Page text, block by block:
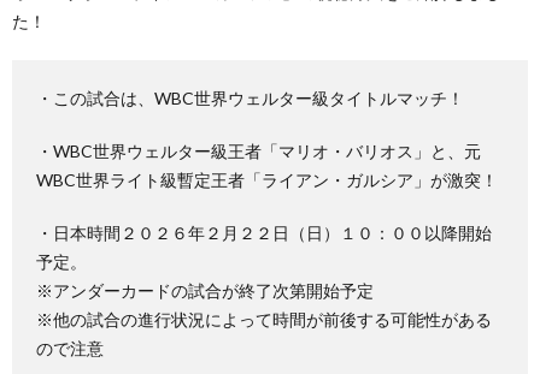
た！
・この試合は、WBC世界ウェルター級タイトルマッチ！
・WBC世界ウェルター級王者「マリオ・バリオス」と、元
WBC世界ライト級暫定王者「ライアン・ガルシア」が激突！
・日本時間２０２６年２月２２日（日）１０：００以降開始
予定。
※アンダーカードの試合が終了次第開始予定
※他の試合の進行状況によって時間が前後する可能性がある
ので注意